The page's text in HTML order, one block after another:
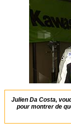
Julien Da Costa,
pour montrer de